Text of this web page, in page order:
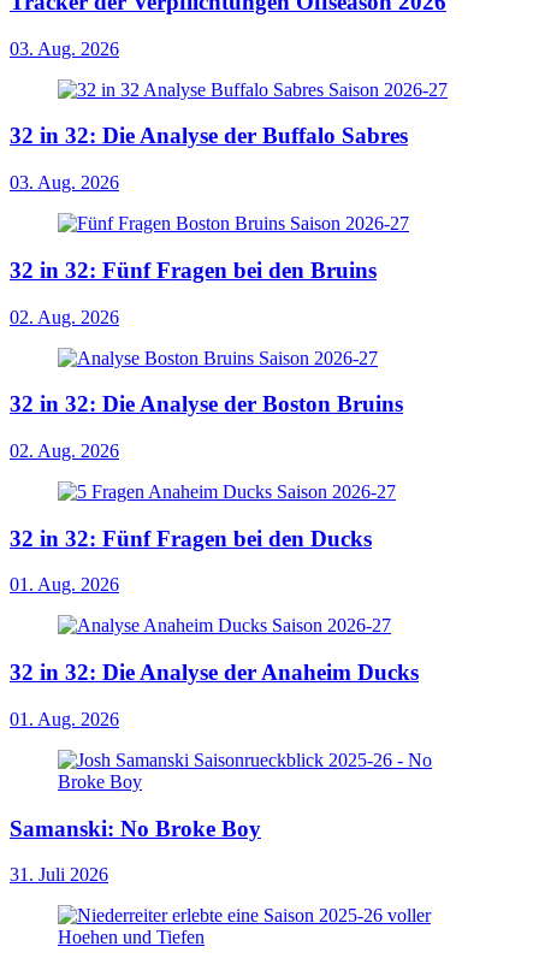
03. Aug. 2026
32 in 32: Die Analyse der Buffalo Sabres
03. Aug. 2026
32 in 32: Fünf Fragen bei den Bruins
02. Aug. 2026
32 in 32: Die Analyse der Boston Bruins
02. Aug. 2026
32 in 32: Fünf Fragen bei den Ducks
01. Aug. 2026
32 in 32: Die Analyse der Anaheim Ducks
01. Aug. 2026
Samanski: No Broke Boy
31. Juli 2026